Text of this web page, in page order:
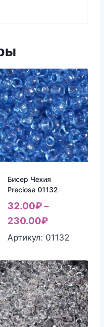
Бисер Чехия
Preciosa 01132
32.00₽–
230.00₽
Артикул: 01132